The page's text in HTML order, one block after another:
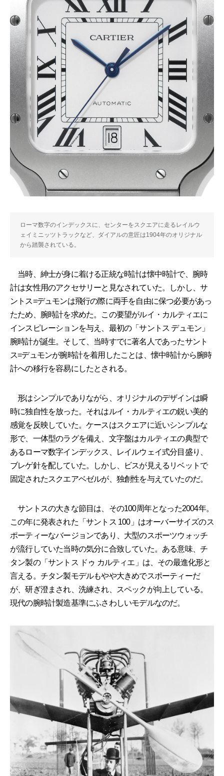
ローマ数字のインデックスに、センターをスクエアに走るレイルウ
ェイミニッツトラックなど、ダイアルの意匠は1904年のオリジナル
から踏襲されている。
当時、紳士が身に着ける正統な時計は懐中時計で、腕時
計は女性用のアクセサリーと見なされていた。しかし、サ
ントス=デュモンは飛行の際に両手を自由に保つ必要があっ
たため、腕時計を求めた。この要望がルイ・カルティエに
インスピレーションを与え、最初の「サントス デュモン」
腕時計が誕生。そして、当時すでに著名人であったサント
ス=デュモンが腕時計を着用したことは、懐中時計から腕時
計への移行を容易にしたとされる。
形はシンプルでありながら、オリジナルのデザインは瞬
時に独自性を放った。それはルイ・カルティエの鋭い美的
感覚を反映していた。ケースはスクエアに近いシンプルな
形で、一体型のラグを備え、文字盤はカルティエの典型で
あるローマ数字インデックス、レイルウェイ式分目盛り、
ブレゲ針を配していた。しかし、ビスが見えるリベットで
固定されたスクエアベゼルが、独創性を与えていたのだ。
サントスの大きな節目は、その100周年となった2004年。
この年に発表された「サントス 100」はオーバーサイズのス
ポーティーなバージョンであり、大型のスポーツウォッチ
が流行していた当時の気分に合致していた。ある意味、チ
タン製の「サントス ドゥ カルティエ」は、その最進化形と
言える。チタン製モデルもやや大きめでスポーティーだ
が、研ぎ澄まされ、洗練され、スペックが向上している。
現代の腕時計製造基準にふさわしいモデルなのだ。